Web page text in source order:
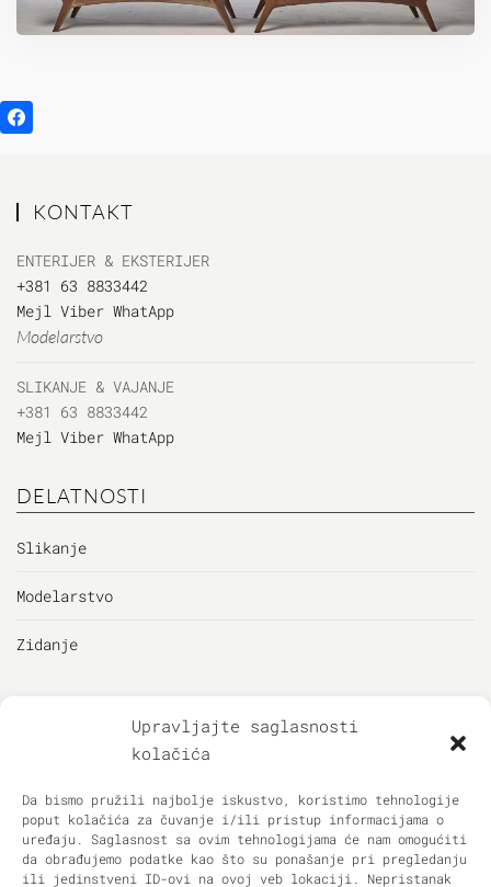
Upravljajte saglasnosti
kolačića
Da bismo pružili najbolje iskustvo, koristimo tehnologije
poput kolačića za čuvanje i/ili pristup informacijama o
uređaju. Saglasnost sa ovim tehnologijama će nam omogućiti
da obrađujemo podatke kao što su ponašanje pri pregledanju
ili jedinstveni ID-ovi na ovoj veb lokaciji. Nepristanak
KONTAKT
ENTERIJER & EKSTERIJER
+381 63 8833442
Mejl Viber WhatApp
Modelarstvo
SLIKANJE & VAJANJE
+381 63 8833442
Mejl Viber WhatApp
DELATNOSTI
Slikanje
Modelarstvo
Zidanje
Korisnički panel
Omiljeni artikli
Privacy Policy